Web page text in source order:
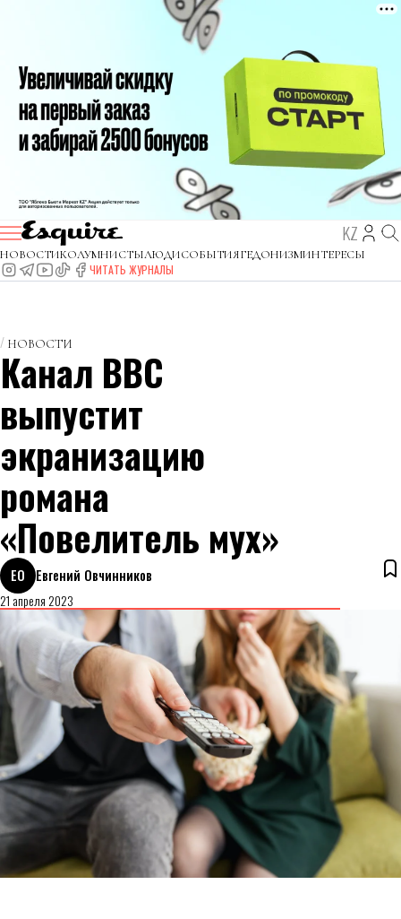
KZ
НОВОСТИКОЛУМНИСТЫЛЮДИСОБЫТИЯГЕДОНИЗМИНТЕРЕСЫ
ЧИТАТЬ ЖУРНАЛЫ
НОВОСТИ
Канал BBC
выпустит
экранизацию
романа
«Повелитель мух»
ЕО
Евгений Овчинников
21 апреля 2023